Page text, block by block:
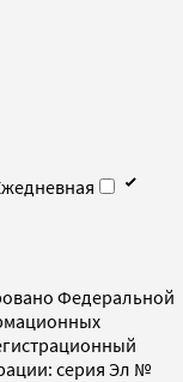
Федеральной
серия Эл №